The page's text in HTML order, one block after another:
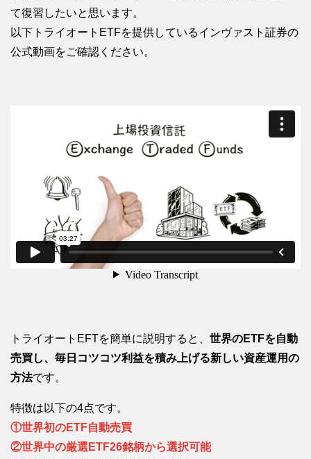
て復習したいと思います。
以下トライオートETFを提供しているインヴァスト証券の
公式動画をご確認ください。
トライオートEFTを簡単に説明すると、 世界のETFを自動
売買し、毎日コツコツ利益を積み上げる新しい資産運用の
方法です。
特徴は以下の4点です。
①世界初のETF自動売買
②世界中の厳選ETF26銘柄から選択可能